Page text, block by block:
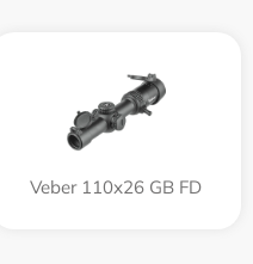
Veber 110х26 GB FD